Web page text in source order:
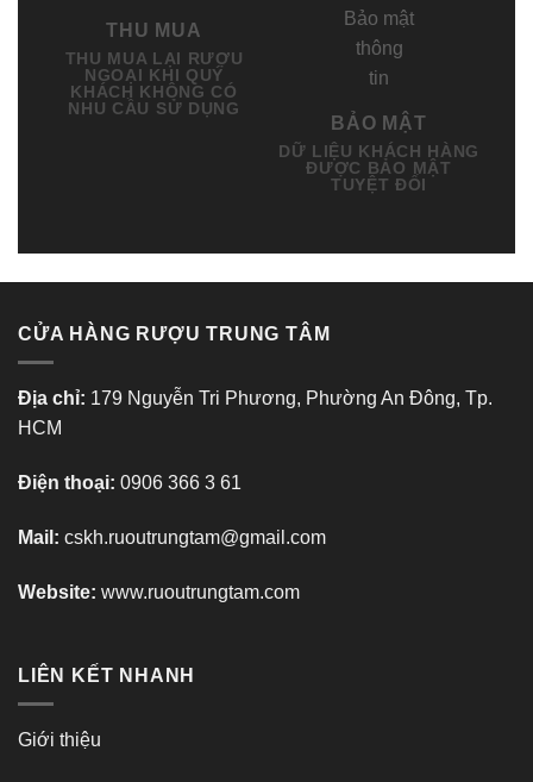
THU MUA
THU MUA LẠI RƯỢU
NGOẠI KHI QUÝ
KHÁCH KHÔNG CÓ
NHU CẦU SỬ DỤNG
BẢO MẬT
DỮ LIỆU KHÁCH HÀNG
ĐƯỢC BẢO MẬT
TUYỆT ĐỐI
CỬA HÀNG RƯỢU TRUNG TÂM
Địa chỉ: 179 Nguyễn Tri Phương, Phường An Đông, Tp.
HCM
Điện thoại: 0906 366 3 61
Mail: cskh.ruoutrungtam@gmail.com
Website: www.ruoutrungtam.com
LIÊN KẾT NHANH
Giới thiệu